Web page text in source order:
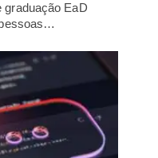
graduação EaD